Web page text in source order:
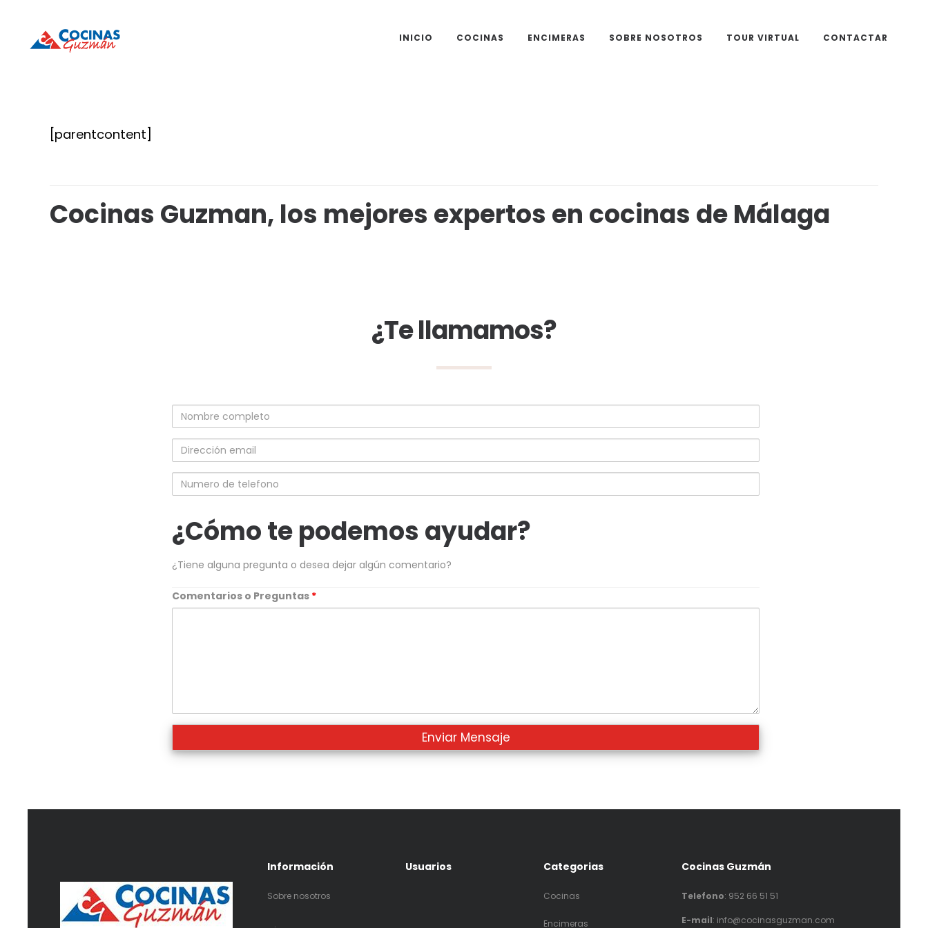
Cocinas
Cocinas INICIO COCINAS ENCIMERAS SOBRE NOSOTROS TOUR VIRTUAL CONTACTAR
[parentcontent]
Cocinas Guzman, los mejores expertos en cocinas de Málaga
¿Te llamamos?
Nombre
completo
Dirección
email
Numero
de
¿Cómo te podemos ayudar?
¿Tiene alguna pregunta o desea dejar algún comentario?
Comentarios o Preguntas *
Información
Sobre nosotros
.
Usuarios Categorias
Cocinas
Encimeras
Cocinas Guzmán
Telefono: 952 66 51 51
E-mail: info@cocinasguzman.com